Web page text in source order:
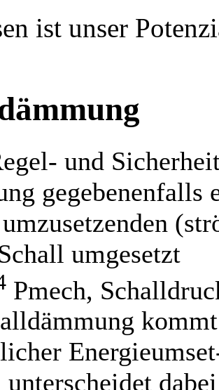
ist unser
und
umgesetzt
Pmech,